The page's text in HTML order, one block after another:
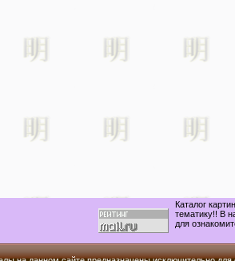
Каталог
тематику!! В
для